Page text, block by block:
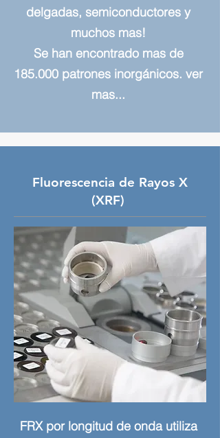
delgadas, semiconductores y
muchos mas!
Se han encontrado mas de
185.000 patrones inorgánicos. ver
mas...
Fluorescencia de Rayos X
(XRF)
FRX por longitud de onda utiliza